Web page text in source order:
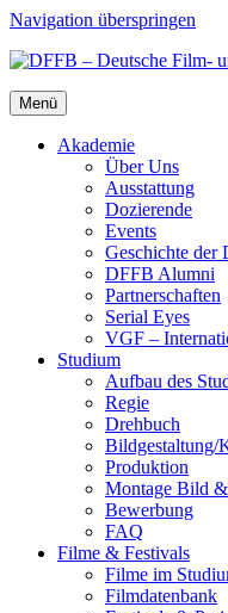
Navigation überspringen
Menü
Aka­de­mie
Über Uns
Aus­stat­tung
Dozie­ren­de
Events
Geschich­te der
DFFB Alum­ni
Part­ner­schaf­ten
Seri­al Eyes
VGF –
Stu­di­um
Auf­bau des
Regie
Dreh­buch
Bildgestaltung/​​
Pro­duk­ti­on
Mon­ta­ge Bild
Bewer­bung
FAQ
Fil­me & Fes­ti­vals
Fil­me im
Film­da­ten­bank